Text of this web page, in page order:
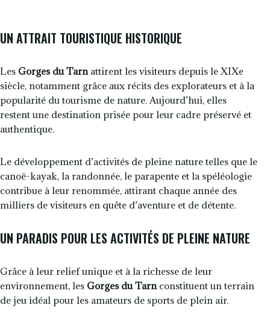
UN ATTRAIT TOURISTIQUE HISTORIQUE
Les Gorges du Tarn attirent les visiteurs depuis le XIXe
siècle, notamment grâce aux récits des explorateurs et à la
popularité du tourisme de nature. Aujourd’hui, elles
restent une destination prisée pour leur cadre préservé et
authentique.
Le développement d’activités de pleine nature telles que le
canoë-kayak, la randonnée, le parapente et la spéléologie
contribue à leur renommée, attirant chaque année des
milliers de visiteurs en quête d’aventure et de détente.
UN PARADIS POUR LES ACTIVITÉS DE PLEINE NATURE
Grâce à leur relief unique et à la richesse de leur
environnement, les Gorges du Tarn constituent un terrain
de jeu idéal pour les amateurs de sports de plein air.